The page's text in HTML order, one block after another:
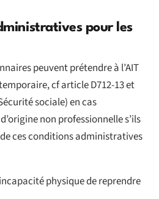
pour les
peuvent prétendre à l’AIT
cf article D712-13 et
sociale) en cas
non professionnelle s’ils
ces conditions administratives
physique de reprendre